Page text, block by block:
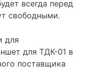
всегда перед
свободными.
для
для ТДК-01 в
поставщика